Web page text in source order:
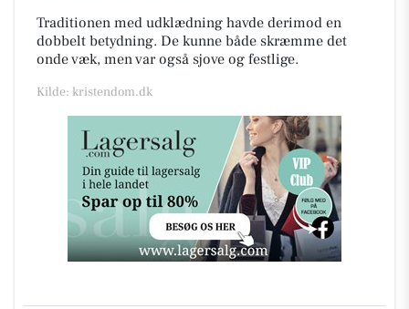
Traditionen med udklædning havde derimod en
dobbelt betydning. De kunne både skræmme det
onde væk, men var også sjove og festlige.
Kilde: kristendom.dk